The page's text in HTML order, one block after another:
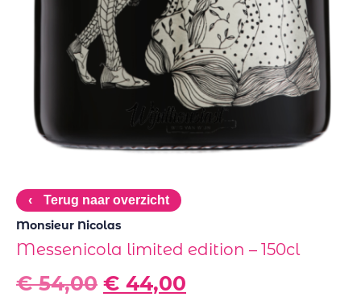
‹ Terug naar overzicht
Monsieur Nicolas
Messenicola limited edition – 150cl
€54,00 € 44,00